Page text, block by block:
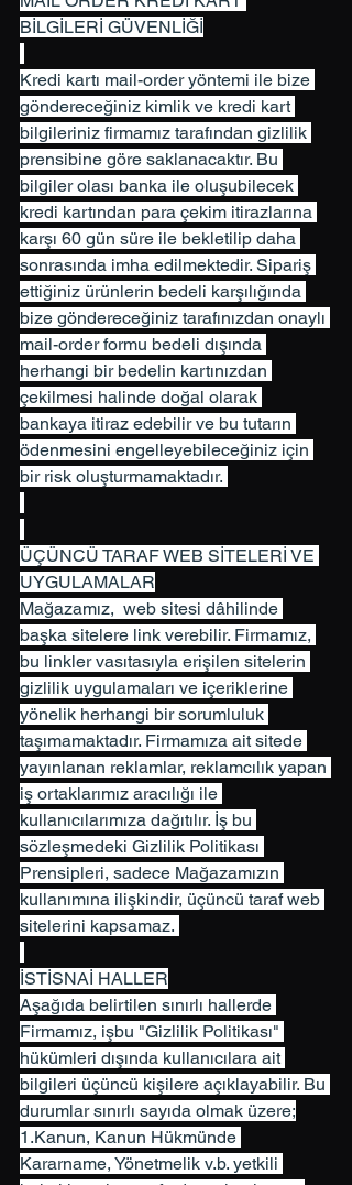
BİLGİLERİ GÜVENLİĞİ
Kredi kartı mail-order yöntemi ile bize
göndereceğiniz kimlik ve kredi kart
bilgileriniz firmamız tarafından gizlilik
prensibine göre saklanacaktır. Bu
bilgiler olası banka ile oluşubilecek
kredi kartından para çekim itirazlarına
karşı 60 gün süre ile bekletilip daha
sonrasında imha edilmektedir. Sipariş
ettiğiniz ürünlerin bedeli karşılığında
bize göndereceğiniz tarafınızdan onaylı
mail-order formu bedeli dışında
herhangi bir bedelin kartınızdan
çekilmesi halinde doğal olarak
bankaya itiraz edebilir ve bu tutarın
ödenmesini engelleyebileceğiniz için
bir risk oluşturmamaktadır.
ÜÇÜNCÜ TARAF WEB SİTELERİ VE
UYGULAMALAR
Mağazamız,  web sitesi dâhilinde
başka sitelere link verebilir. Firmamız,
bu linkler vasıtasıyla erişilen sitelerin
gizlilik uygulamaları ve içeriklerine
yönelik herhangi bir sorumluluk
taşımamaktadır. Firmamıza ait sitede
yayınlanan reklamlar, reklamcılık yapan
iş ortaklarımız aracılığı ile
kullanıcılarımıza dağıtılır. İş bu
sözleşmedeki Gizlilik Politikası
Prensipleri, sadece Mağazamızın
kullanımına ilişkindir, üçüncü taraf web
sitelerini kapsamaz.
İSTİSNAİ HALLER
Aşağıda belirtilen sınırlı hallerde
Firmamız, işbu "Gizlilik Politikası"
hükümleri dışında kullanıcılara ait
bilgileri üçüncü kişilere açıklayabilir. Bu
durumlar sınırlı sayıda olmak üzere;
1.Kanun, Kanun Hükmünde
Kararname, Yönetmelik v.b. yetkili